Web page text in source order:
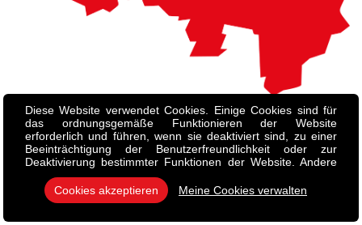
Diese Website verwendet Cookies. Einige Cookies sind für
das ordnungsgemäße Funktionieren der Website
erforderlich und führen, wenn sie deaktiviert sind, zu einer
Beeinträchtigung der Benutzerfreundlichkeit oder zur
Deaktivierung bestimmter Funktionen der Website. Andere
Cookies werden zu Analyse- oder Marketingzwecken
verwendet. Cookies erlauben es uns, Inhalte und Anzeigen
zu personalisieren, Social-Media-Funktionen anzubieten und
Cookies akzeptieren Meine Cookies verwalten